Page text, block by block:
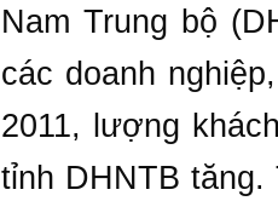
Nam Trung bộ
các doanh
2011, lượng
tỉnh DHNTB